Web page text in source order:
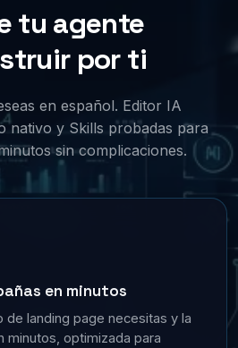
tu agente
por ti
en español. Editor IA
nativo y Skills probadas para
sin complicaciones.
en minutos
de landing page necesitas y la
minutos, optimizada para